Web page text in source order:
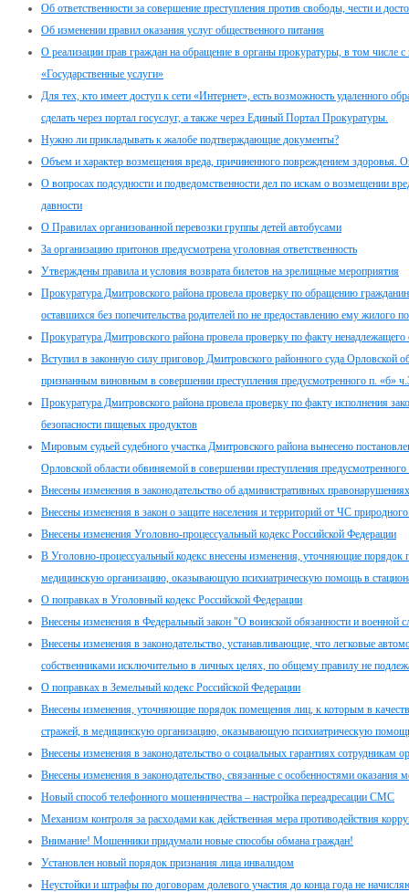
Об ответственности за совершение преступления против свободы, чести и
Об изменении правил оказания услуг общественного питания
О реализации прав граждан на обращение в органы прокуратуры, в том числе с
«Государственные услуги»
Для тех, кто имеет доступ к сети «Интернет», есть возможность удаленного
сделать через портал госуслуг, а также через Единый Портал Прокуратуры.
Нужно ли прикладывать к жалобе подтверждающие документы?
Объем и характер возмещения вреда, причиненного повреждением здоровья.
О вопросах подсудности и подведомственности дел по искам о возмещении
давности
О Правилах организованной перевозки группы детей автобусами
За организацию притонов предусмотрена уголовная ответственность
Утверждены правила и условия возврата билетов на зрелищные мероприятия
Прокуратура Дмитровского района провела проверку по обращению
оставшихся без попечительства родителей по не предоставлению ему жилого
Прокуратура Дмитровского района провела проверку по факту
Вступил в законную силу приговор Дмитровского районного суда Орловской
признанным виновным в совершении преступления предусмотренного п. «б»
Прокуратура Дмитровского района провела проверку по факту исполнения
безопасности пищевых продуктов
Мировым судьей судебного участка Дмитровского района вынесено
Орловской области обвиняемой в совершении преступления
Внесены изменения в законодательство об административных правонарушениях
Внесены изменения в закон о защите населения и территорий от ЧС природного
Внесены изменения Уголовно-процессуальный кодекс Российской Федерации
В Уголовно-процессуальный кодекс внесены изменения, уточняющие
медицинскую организацию, оказывающую психиатрическую помощь в
О поправках в Уголовный кодекс Российской Федерации
Внесены изменения в Федеральный закон "О воинской обязанности и военной
Внесены изменения в законодательство, устанавливающие, что легковые
собственниками исключительно в личных целях, по общему правилу не
О поправках в Земельный кодекс Российской Федерации
Внесены изменения, уточняющие порядок помещения лиц, к которым в
стражей, в медицинскую организацию, оказывающую психиатрическую
Внесены изменения в законодательство о социальных гарантиях сотрудникам
Внесены изменения в законодательство, связанные с особенностями
Новый способ телефонного мошенничества – настройка переадресации СМС
Механизм контроля за расходами как действенная мера противодействия
Внимание! Мошенники придумали новые способы обмана граждан!
Установлен новый порядок признания лица инвалидом
Неустойки и штрафы по договорам долевого участия до конца года не